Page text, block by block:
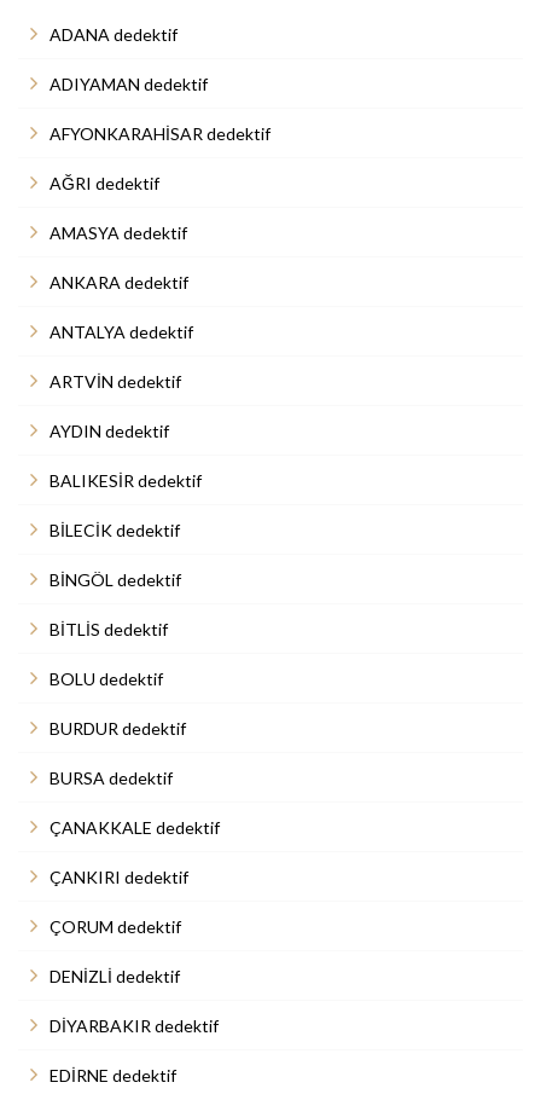
ADANA dedektif
ADIYAMAN dedektif
AFYONKARAHİSAR dedektif
AĞRI dedektif
AMASYA dedektif
ANKARA dedektif
ANTALYA dedektif
ARTVİN dedektif
AYDIN dedektif
BALIKESİR dedektif
BİLECİK dedektif
BİNGÖL dedektif
BİTLİS dedektif
BOLU dedektif
BURDUR dedektif
BURSA dedektif
ÇANAKKALE dedektif
ÇANKIRI dedektif
ÇORUM dedektif
DENİZLİ dedektif
DİYARBAKIR dedektif
EDİRNE dedektif